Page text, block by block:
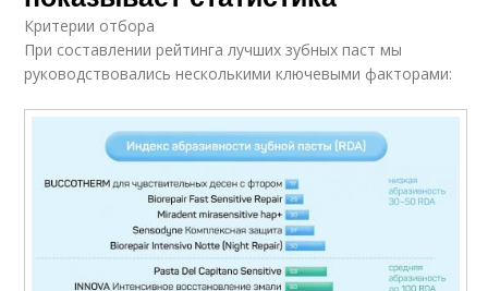
Критерии отбора
При составлении рейтинга лучших зубных паст мы
руководствовались несколькими ключевыми факторами: